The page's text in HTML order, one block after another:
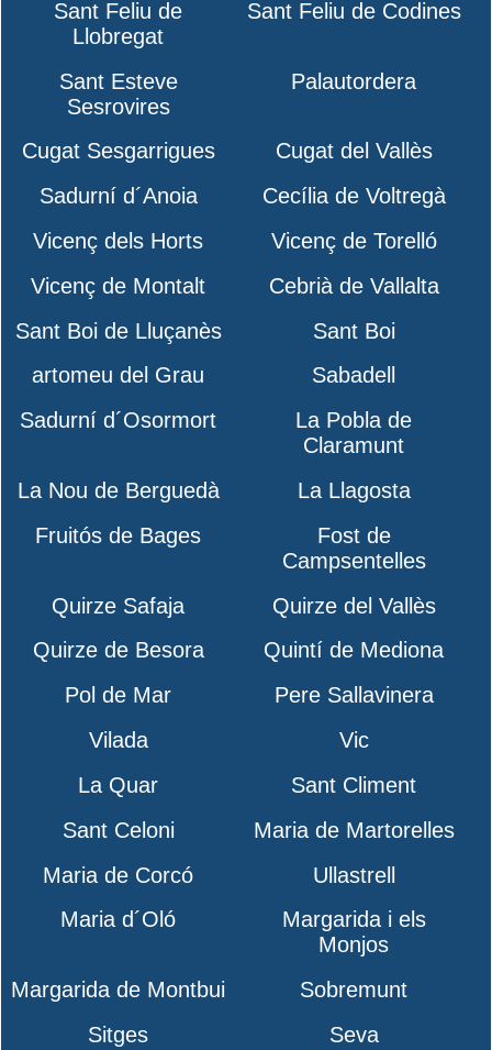
Sant Feliu de
Llobregat
Sant Feliu de Codines
Sant Esteve
Sesrovires
Palautordera
Cugat Sesgarrigues
Cugat del Vallès
Sadurní d´Anoia
Cecília de Voltregà
Vicenç dels Horts
Vicenç de Torelló
Vicenç de Montalt
Cebrià de Vallalta
Sant Boi de Lluçanès
Sant Boi
artomeu del Grau
Sabadell
Sadurní d´Osormort
La Pobla de
Claramunt
La Nou de Berguedà
La Llagosta
Fruitós de Bages
Fost de
Campsentelles
Quirze Safaja
Quirze del Vallès
Quirze de Besora
Quintí de Mediona
Pol de Mar
Pere Sallavinera
Vilada
Vic
La Quar
Sant Climent
Sant Celoni
Maria de Martorelles
Maria de Corcó
Ullastrell
Maria d´Oló
Margarida i els
Monjos
Margarida de Montbui
Sobremunt
Sitges
Seva